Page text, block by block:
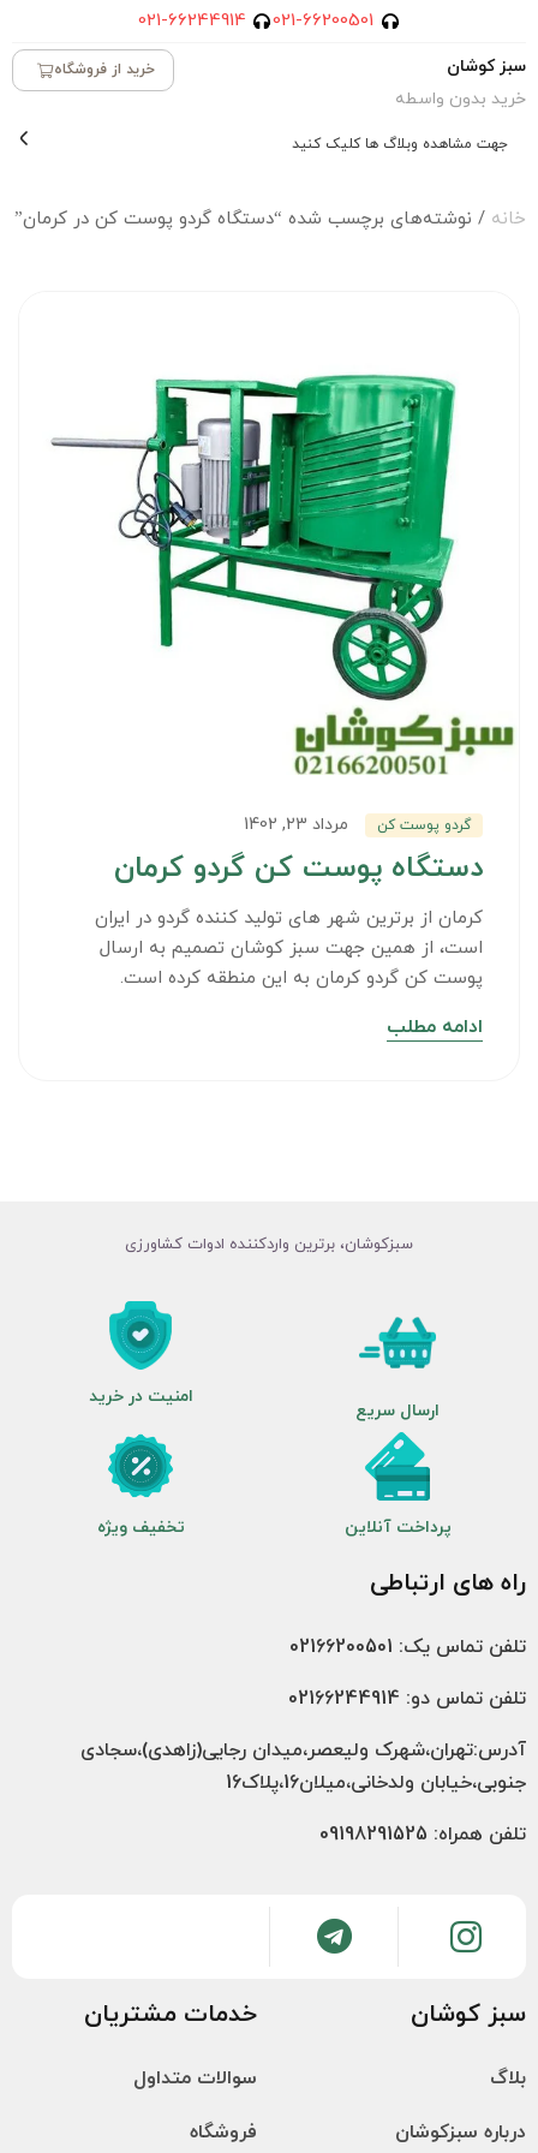
021-66200501
021-66244914
سبز کوشان خرید از فروشگاه
خرید بدون واسطه
جهت مشاهده وبلاگ ها کلیک کنید
خانه / نوشته‌های برچسب شده “دستگاه گردو پوست کن در کرمان”
گردو پوست کن مرداد 23, 1402
دستگاه پوست کن گردو کرمان
کرمان از برترین شهر های تولید کننده گردو در ایران
است، از همین جهت سبز کوشان تصمیم به ارسال
پوست کن گردو کرمان به این منطقه کرده است.
ادامه مطلب
سبزکوشان، برترین واردکننده ادوات کشاورزی
ارسال سریع
امنیت در خرید
پرداخت آنلاین تخفیف ویژه
راه های ارتباطی
تلفن تماس یک: 02166200501
تلفن تماس دو: 02166244914
آدرس:تهران،شهرک ولیعصر،میدان رجایی(زاهدی)،سجادی
جنوبی،خیابان ولدخانی،میلان16،پلاک16
تلفن همراه: 09198291525
سبز کوشان
بلاگ
درباره سبزکوشان
خدمات مشتریان
سوالات متداول
فروشگاه